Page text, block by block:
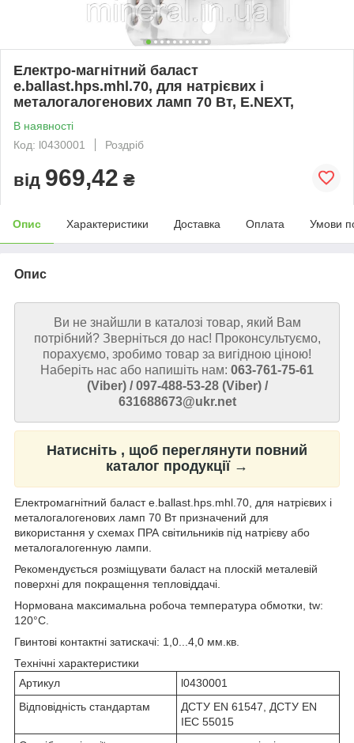
Електро-магнітний баласт
e.ballast.hps.mhl.70, для натрієвих і
металогалогенових ламп 70 Вт, E.NEXT,
В наявності
Код: l0430001
Роздріб
від 969,42 ₴
Опис Характеристики Доставка Оплата Умови
Опис
Ви не знайшли в каталозі товар, який Вам
потрібний? Зверніться до нас! Проконсультуємо,
порахуємо, зробимо товар за вигідною ціною!
Наберіть нас або напишіть нам: 063-761-75-61
(Viber) / 097-488-53-28 (Viber) /
631688673@ukr.net
Натисніть , щоб переглянути повний
каталог продукції →
Електромагнітний баласт e.ballast.hps.mhl.70, для натрієвих і
металогалогенових ламп 70 Вт призначений для
використання у схемах ПРА світильників під натрієву або
металогалогенную лампи.
Рекомендується розміщувати баласт на плоскій металевій
поверхні для покращення тепловіддачі.
Нормована максимальна робоча температура обмотки, tw:
120°C.
Гвинтові контактні затискачі: 1,0...4,0 мм.кв.
Технічні характеристики
Артикул
l0430001
Відповідність стандартам
ДСТУ EN 61547, ДСТУ EN
IEC 55015